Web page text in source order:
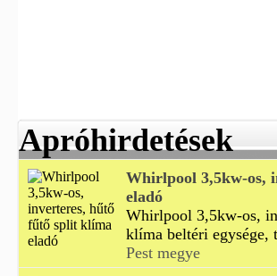
Apróhirdetések
Whirlpool 3,5kw-os,
eladó
Whirlpool 3,5kw-os,
klíma beltéri egysége,
Pest megye